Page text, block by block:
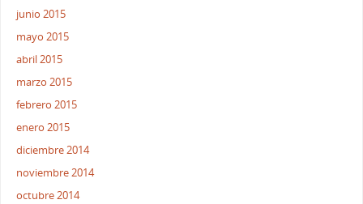
junio 2015
mayo 2015
abril 2015
marzo 2015
febrero 2015
enero 2015
diciembre 2014
noviembre 2014
octubre 2014